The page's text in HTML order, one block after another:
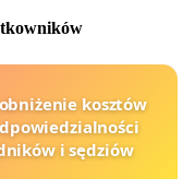
kosztów
i sędziów